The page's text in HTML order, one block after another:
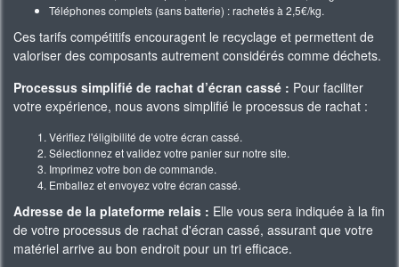
Téléphones complets (sans batterie) : rachetés à 2,5€/kg.
Ces tarifs compétitifs encouragent le recyclage et permettent de
valoriser des composants autrement considérés comme déchets.
Processus simplifié de rachat d’écran cassé : Pour faciliter
votre expérience, nous avons simplifié le processus de rachat :
Vérifiez l'éligibilité de votre écran cassé.
Sélectionnez et validez votre panier sur notre site.
Imprimez votre bon de commande.
Emballez et envoyez votre écran cassé.
Adresse de la plateforme relais : Elle vous sera indiquée à la fin
de votre processus de rachat d'écran cassé, assurant que votre
matériel arrive au bon endroit pour un tri efficace.